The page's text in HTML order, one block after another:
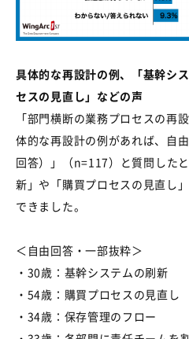
具体的な再設計の例、「基幹シ
セスの見直し」などの声
「部門横断の業務プロセスの再
体的な再設計の例があれば、自
回答）」（n=117）と質問した
新」や「購買プロセスの見直し
できました。
＜自由回答・一部抜粋＞
・ 30歳：基幹システムの刷新
・ 54歳：購買プロセスの見直し
・ 34歳：保存管理のフロー